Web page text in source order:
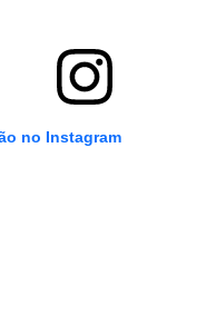
no Instagram